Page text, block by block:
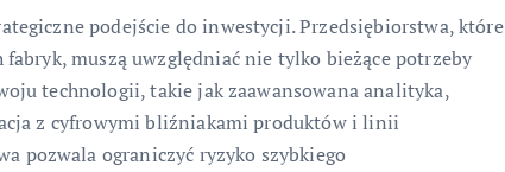
podejście do inwestycji. Przedsiębiorstwa, które
muszą uwzględniać nie tylko bieżące potrzeby
technologii, takie jak zaawansowana analityka,
z cyfrowymi bliźniakami produktów i linii
pozwala ograniczyć ryzyko szybkiego